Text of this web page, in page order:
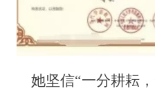
她坚信“一分耕耘